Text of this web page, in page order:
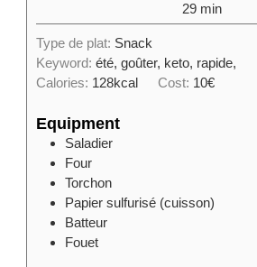
29 min
Type de plat: Snack
Keyword: été, goûter, keto, rapide,
Calories: 128kcal Cost: 10€
Equipment
Saladier
Four
Torchon
Papier sulfurisé (cuisson)
Batteur
Fouet